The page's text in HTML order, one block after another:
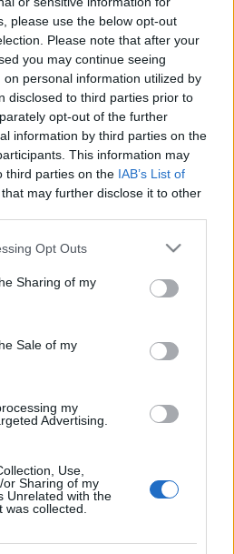
please use the below opt-out
Please note that after your
you may continue seeing
personal information utilized by
disclosed to third parties prior to
opt-out of the further
information by third parties on the
This information may
third parties on the IAB’s List of
that may further disclose it to other
app uses one or more Google
behaviour. You may click to
and its third-party tags to
purposes in below Google
Opt Outs
Sharing of my
Sale of my
my
Advertising.
Use,
Sharing of my
Unrelated with the
collected.
által kialakított
meg. Helyénvaló ezért, ha a
közjogi méltóságai és a
I. Ostromtól
17.
nagyváros. Fekvése a Duna
környezete a budai hegyek
meghatározó
a tájékozatlan
fővárosának látszatát
- Mi legyen
vitt rá, hogy közkinccsé
cikksorozatom újabb,
részét, hanem a
Palota, egykor Királyi